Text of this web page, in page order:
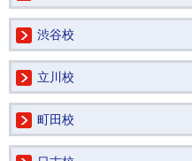
渋谷校
立川校
町田校